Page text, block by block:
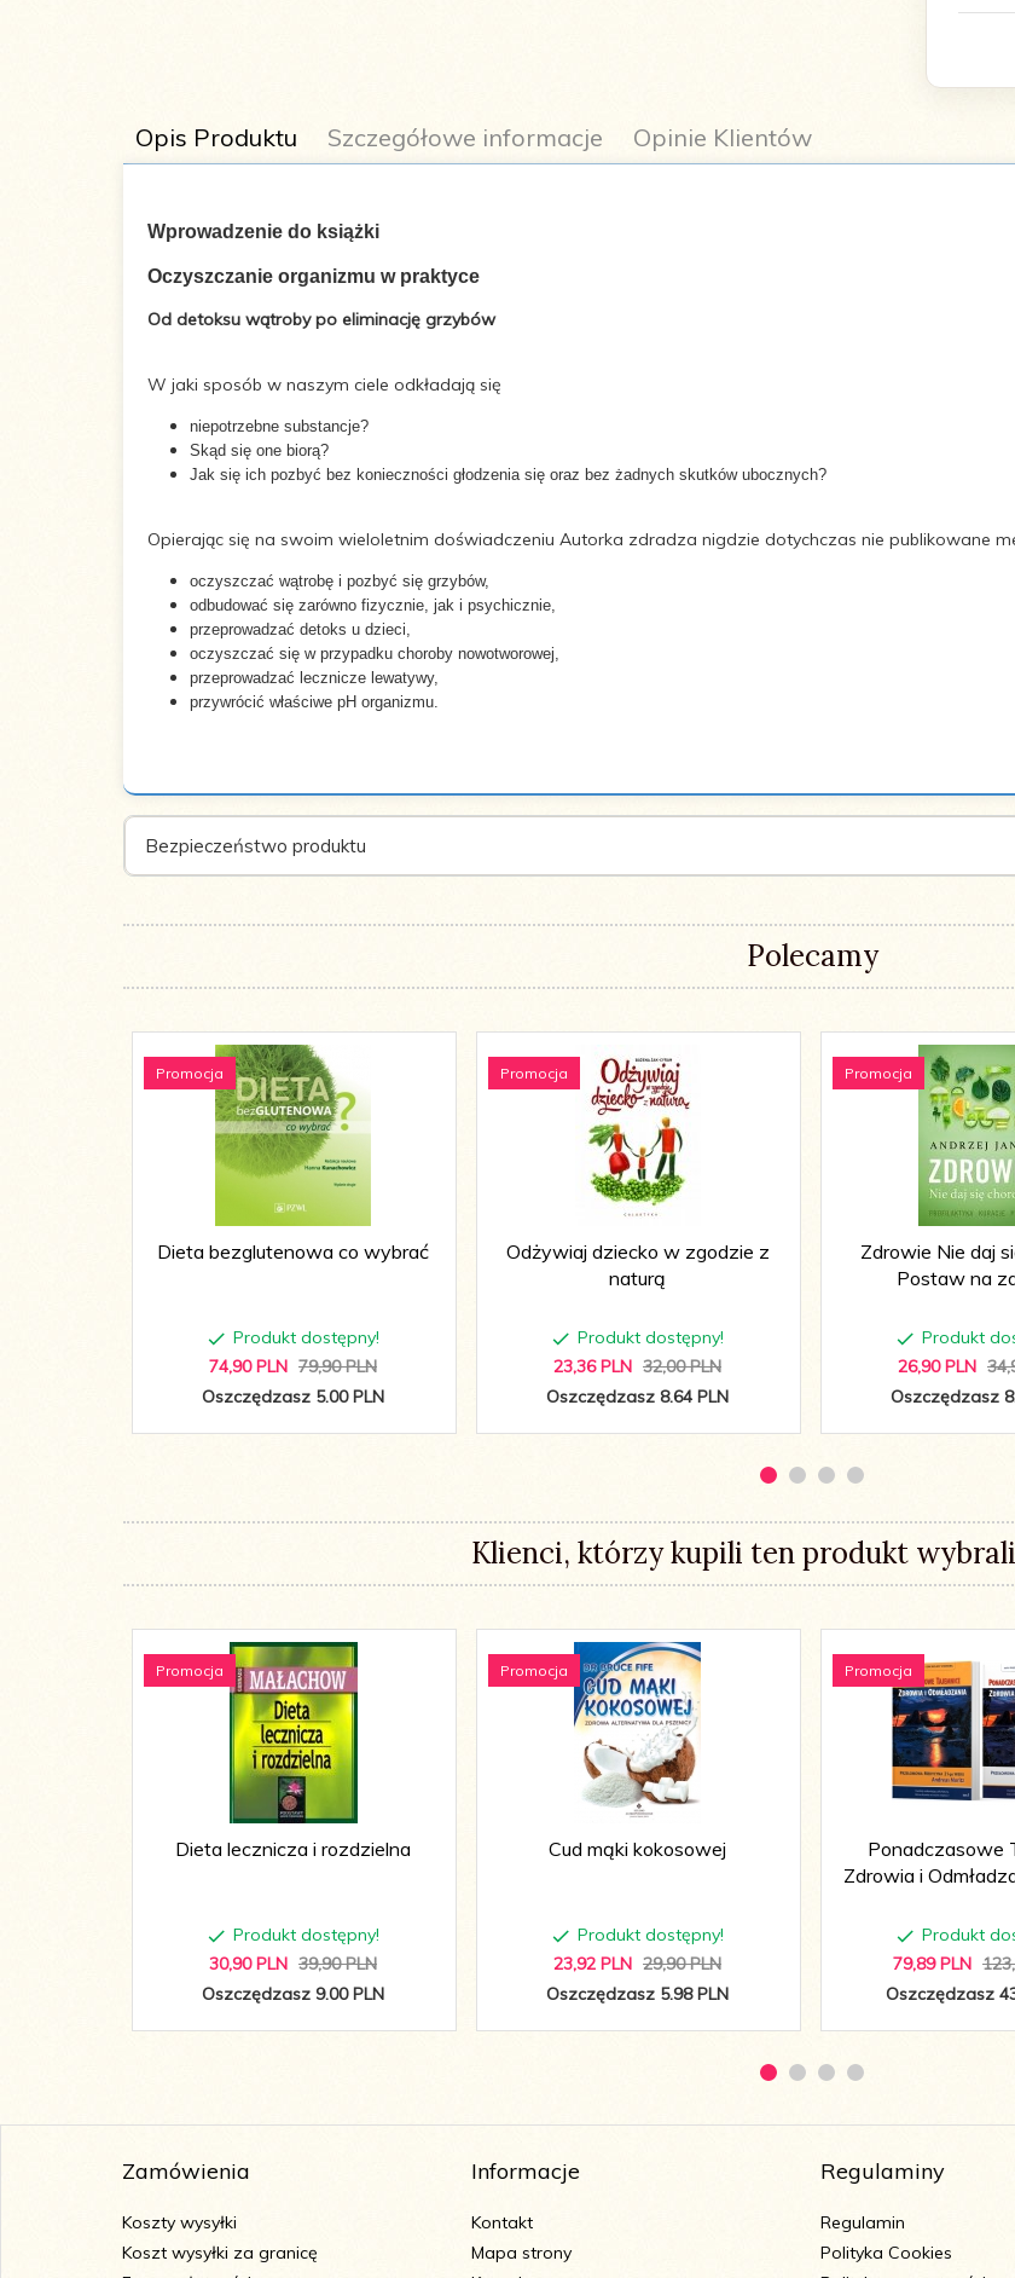
Opis Produktu Szczegółowe informacje Opinie Klientów
Wprowadzenie do książki
Oczyszczanie organizmu w praktyce
Od detoksu wątroby po eliminację grzybów
W jaki sposób w naszym ciele odkładają się
niepotrzebne substancje?
Skąd się one biorą?
Jak się ich pozbyć bez konieczności głodzenia się oraz bez żadnych skutków ubocznych?
Opierając się na swoim wieloletnim doświadczeniu Autorka zdradza nigdzie dotychczas nie publikowane
oczyszczać wątrobę i pozbyć się grzybów,
odbudować się zarówno fizycznie, jak i psychicznie,
przeprowadzać detoks u dzieci,
oczyszczać się w przypadku choroby nowotworowej,
przeprowadzać lecznicze lewatywy,
przywrócić właściwe pH organizmu.
Autor: Alexandra Stross
Liczba stron: 208
Wymiary: 145x205
ISBN: 978-83-65404-37-4
Tłumacz: Sylwia Grodzicka
Rok
2016
Bezpieczeństwo produktu
Polecamy
Promocja
Dieta bezglutenowa co wybrać
Produkt dostępny!
74,90 PLN 79,90 PLN
Oszczędzasz 5.00 PLN
Promocja
Odżywiaj dziecko w zgodzie z
naturą
Produkt dostępny!
23,36 PLN 32,00 PLN
Oszczędzasz 8.64 PLN
Promocja
Zdrowie Nie daj
Postaw na
Produkt
26,90 PLN
Oszczędzasz
Klienci, którzy kupili ten produkt
Promocja
Dieta lecznicza i rozdzielna
Produkt dostępny!
30,90 PLN 39,90 PLN
Oszczędzasz 9.00 PLN
Promocja
Cud mąki kokosowej
Produkt dostępny!
23,92 PLN 29,90 PLN
Oszczędzasz 5.98 PLN
Promocja
Ponadczasowe
Zdrowia i
Produkt
79,89 PLN
Oszczędzasz
Zamówienia
Koszty wysyłki
Koszt wysyłki za granicę
Informacje
Kontakt
Mapa strony
Regulaminy
Regulamin
Polityka Cookies